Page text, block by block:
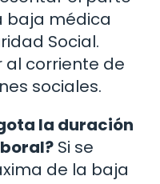
baja médica
Social.
al corriente de
sociales.
la duración
Si se
de la baja